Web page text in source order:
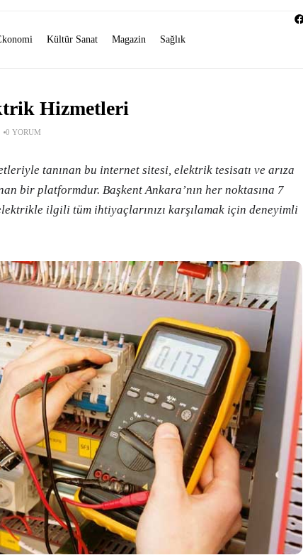
Kültür Sanat Magazin Sağlık
Hizmetleri
0 YORUM
tanınan bu internet sitesi, elektrik tesisatı ve arıza
bir platformdur. Başkent Ankara’nın her noktasına 7
ilgili tüm ihtiyaçlarınızı karşılamak için deneyimli